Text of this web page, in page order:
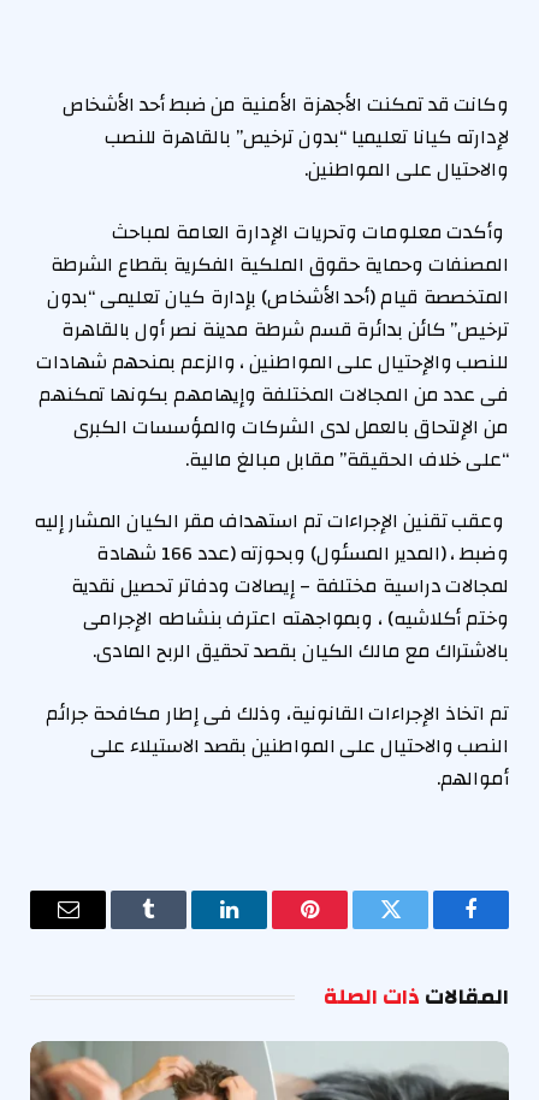
وكانت قد تمكنت الأجهزة الأمنية من ضبط أحد الأشخاص
لإدارته كيانا تعليميا “بدون ترخيص” بالقاهرة للنصب
والاحتيال على المواطنين.
وأكدت معلومات وتحريات الإدارة العامة لمباحث
المصنفات وحماية حقوق الملكية الفكرية بقطاع الشرطة
المتخصصة قيام (أحد الأشخاص) بإدارة كيان تعليمى “بدون
ترخيص” كائن بدائرة قسم شرطة مدينة نصر أول بالقاهرة
للنصب والإحتيال على المواطنين ، والزعم بمنحهم شهادات
فى عدد من المجالات المختلفة وإيهامهم بكونها تمكنهم
من الإلتحاق بالعمل لدى الشركات والمؤسسات الكبرى
“على خلاف الحقيقة” مقابل مبالغ مالية.
وعقب تقنين الإجراءات تم استهداف مقر الكيان المشار إليه
وضبط ، (المدير المسئول) وبحوزته (عدد 166 شهادة
لمجالات دراسية مختلفة – إيصالات ودفاتر تحصيل نقدية
وختم أكلاشيه) ، وبمواجهته اعترف بنشاطه الإجرامى
بالاشتراك مع مالك الكيان بقصد تحقيق الربح المادى.
تم اتخاذ الإجراءات القانونية، وذلك فى إطار مكافحة جرائم
النصب والاحتيال على المواطنين بقصد الاستيلاء على
أموالهم.
فيسبوك تويتر بينتيريستلينكدإن Tumblr
البريد
المقالاتذات الصلة